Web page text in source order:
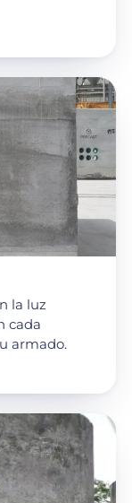
la luz
cada
armado.